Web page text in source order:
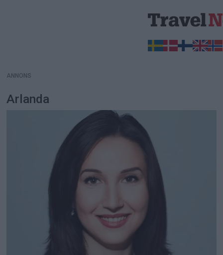
ANNONS
Arlanda